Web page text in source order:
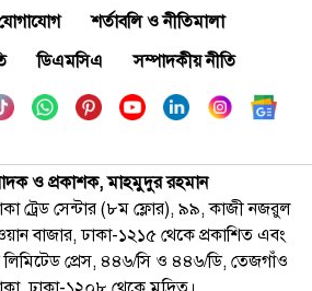
শর্তাবলি ও নীতিমালা
ডিএমসিএ সম্পাদকীয় নীতি
ও প্রকাশক, মাহমুদুর রহমান
ট্রেড সেন্টার (৮ম ফ্লোর), ৯৯, কাজী নজরুল
বাজার, ঢাকা-১২১৫ থেকে প্রকাশিত এবং
প্রেস, ৪৪৬/সি ও ৪৪৬/ডি, তেজগাঁও